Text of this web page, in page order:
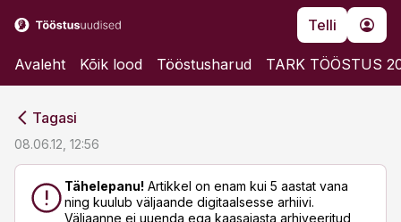
Telli
Avaleht Kõik lood Tööstusharud TARK TÖÖSTUS
Tagasi
08.06.12, 12:56
Tähelepanu! Artikkel on enam kui 5 aastat vana
ning kuulub väljaande digitaalsesse arhiivi.
Väljaanne ei uuenda ega kaasajasta arhiveeritud